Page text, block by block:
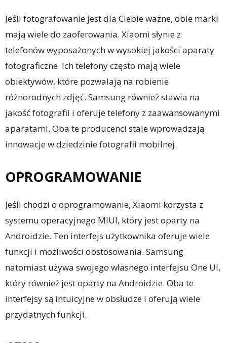
Jeśli fotografowanie jest dla Ciebie ważne, obie marki
mają wiele do zaoferowania. Xiaomi słynie z
telefonów wyposażonych w wysokiej jakości aparaty
fotograficzne. Ich telefony często mają wiele
obiektywów, które pozwalają na robienie
różnorodnych zdjęć. Samsung również stawia na
jakość fotografii i oferuje telefony z zaawansowanymi
aparatami. Oba te producenci stale wprowadzają
innowacje w dziedzinie fotografii mobilnej.
OPROGRAMOWANIE
Jeśli chodzi o oprogramowanie, Xiaomi korzysta z
systemu operacyjnego MIUI, który jest oparty na
Androidzie. Ten interfejs użytkownika oferuje wiele
funkcji i możliwości dostosowania. Samsung
natomiast używa swojego własnego interfejsu One UI,
który również jest oparty na Androidzie. Oba te
interfejsy są intuicyjne w obsłudze i oferują wiele
przydatnych funkcji.